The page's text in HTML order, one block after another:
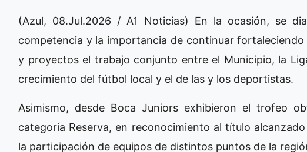
(Azul, 08.Jul.2026 / A1 Noticias) En la ocasión, se
competencia y la importancia de continuar
y proyectos el trabajo conjunto entre el Municipio, la
crecimiento del fútbol local y el de las y los deportistas.
Asimismo, desde Boca Juniors exhibieron el trofeo
categoría Reserva, en reconocimiento al título
la participación de equipos de distintos puntos de la